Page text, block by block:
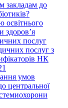
закладам до
освітнього
здоров’я
послуг
послуг з
НК
умов
центральної